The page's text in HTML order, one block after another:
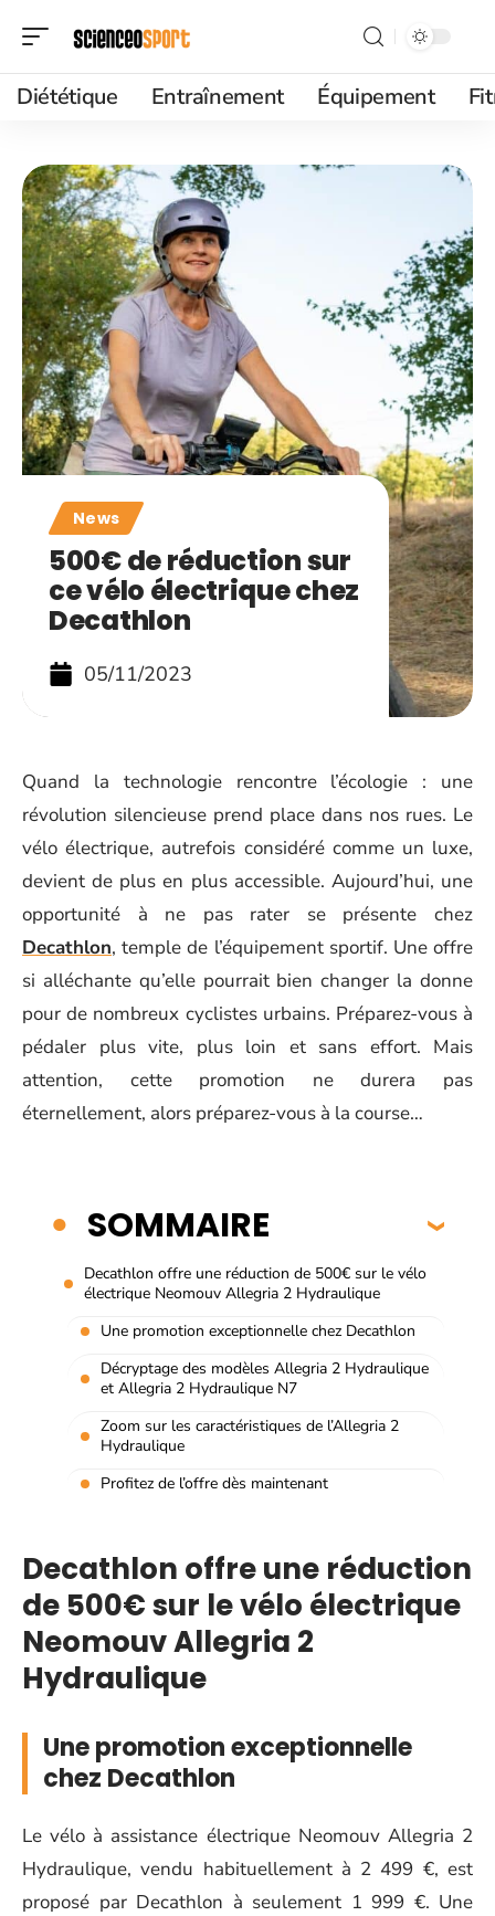
Diététique Entraînement Équipement
News
500€ de réduction sur
ce vélo électrique chez
Decathlon
05/11/2023
Quand la technologie rencontre l’écologie : une
révolution silencieuse prend place dans nos rues. Le
vélo électrique, autrefois considéré comme un luxe,
devient de plus en plus accessible. Aujourd’hui, une
opportunité à ne pas rater se présente chez
Decathlon, temple de l’équipement sportif. Une offre
si alléchante qu’elle pourrait bien changer la donne
pour de nombreux cyclistes urbains. Préparez-vous à
pédaler plus vite, plus loin et sans effort. Mais
attention, cette promotion ne durera pas
éternellement, alors préparez-vous à la course…
SOMMAIRE
Decathlon offre une réduction de 500€ sur le vélo
électrique Neomouv Allegria 2 Hydraulique
Une promotion exceptionnelle chez Decathlon
Décryptage des modèles Allegria 2 Hydraulique
et Allegria 2 Hydraulique N7
Zoom sur les caractéristiques de l’Allegria 2
Hydraulique
Profitez de l’offre dès maintenant
Decathlon offre une réduction
de 500€ sur le vélo électrique
Neomouv Allegria 2
Hydraulique
Une promotion exceptionnelle
chez Decathlon
Le vélo à assistance électrique Neomouv Allegria 2
Hydraulique, vendu habituellement à 2 499 €, est
proposé par Decathlon à seulement 1 999 €. Une